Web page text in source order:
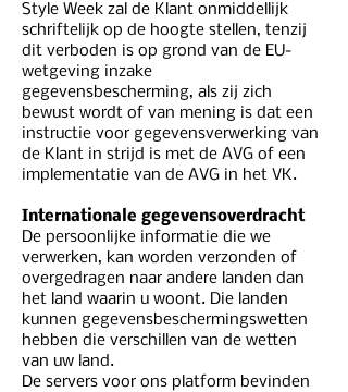
Style Week zal de Klant onmiddellijk
schriftelijk op de hoogte stellen, tenzij
dit verboden is op grond van de EU-
wetgeving inzake
gegevensbescherming, als zij zich
bewust wordt of van mening is dat een
instructie voor gegevensverwerking van
de Klant in strijd is met de AVG of een
implementatie van de AVG in het VK.
Internationale gegevensoverdracht
De persoonlijke informatie die we
verwerken, kan worden verzonden of
overgedragen naar andere landen dan
het land waarin u woont. Die landen
kunnen gegevensbeschermingswetten
hebben die verschillen van de wetten
van uw land.
De servers voor ons platform bevinden